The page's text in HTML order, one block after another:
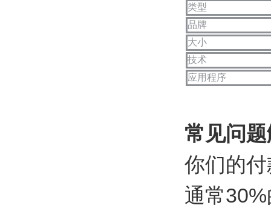
类型
品牌
大小
技术
应用程序
常见问
你们的
通常